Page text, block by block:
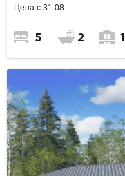
Цена с 31.08
5 2 1